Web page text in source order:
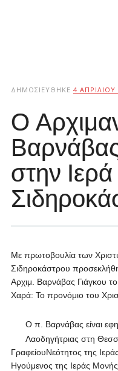
ΔΗΜΟΣΙΕΎΘΗΚΕ 4 ΑΠΡΙΛΊΟΥ
Ο
στην
Με πρωτοβουλία των
Σιδηροκάστρου
Αρχιμ. Βαρνάβας Γιάγκου
Χαρά: Το προνόμιο του
Ο π. Βαρνάβας είναι
Λαοδηγήτριας στη
ΓραφείουΝεότητος της
Ηγούμενος της Ιεράς